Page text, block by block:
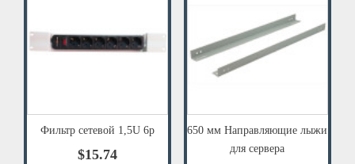
Фильтр сетевой 1,5U 6р
$15.74
650 мм Направляющие лыжи
для сервера